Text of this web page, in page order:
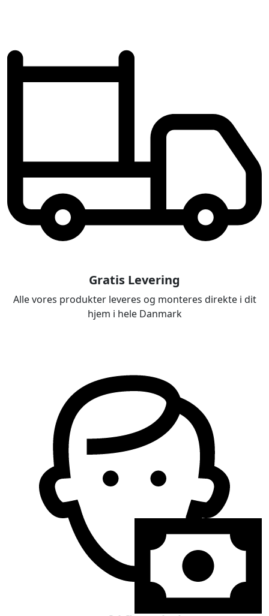
Gratis Levering
Alle vores produkter leveres og monteres direkte i dit
hjem i hele Danmark